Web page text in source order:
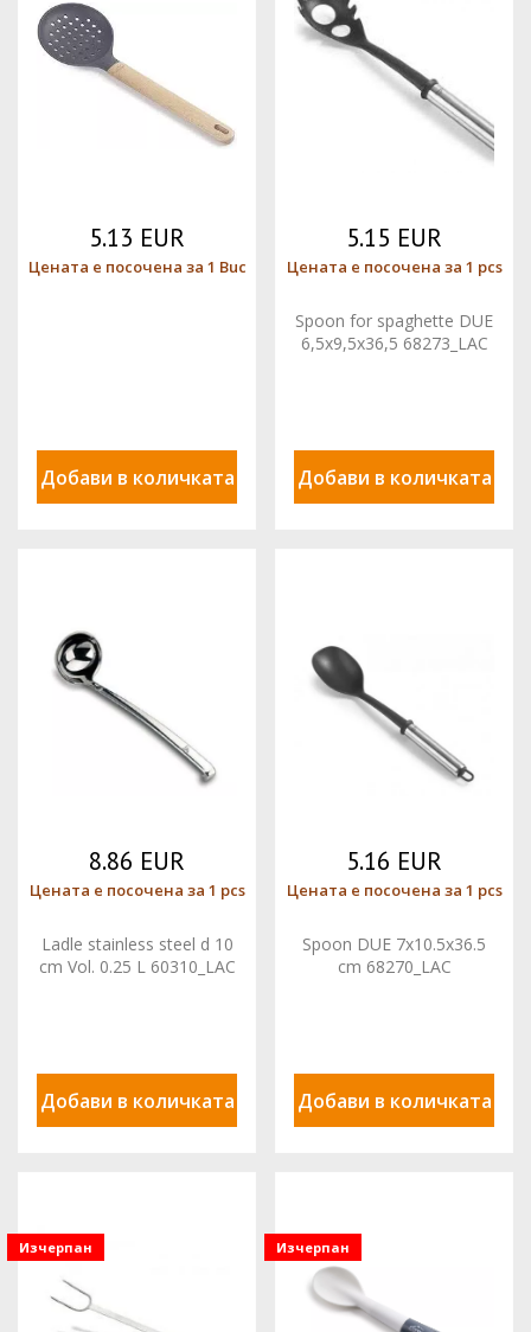
5.13 EUR
Цената е посочена за 1 Buc
Добави в количката
5.15 EUR
Цената е посочена за 1 pcs
Spoon for spaghette DUE
6,5x9,5x36,5 68273_LAC
Добави в количката
8.86 EUR
Цената е посочена за 1 pcs
Ladle stainless steel d 10
cm Vol. 0.25 L 60310_LAC
Добави в количката
5.16 EUR
Цената е посочена за 1 pcs
Spoon DUE 7x10.5x36.5
cm 68270_LAC
Добави в количката
Изчерпан Изчерпан